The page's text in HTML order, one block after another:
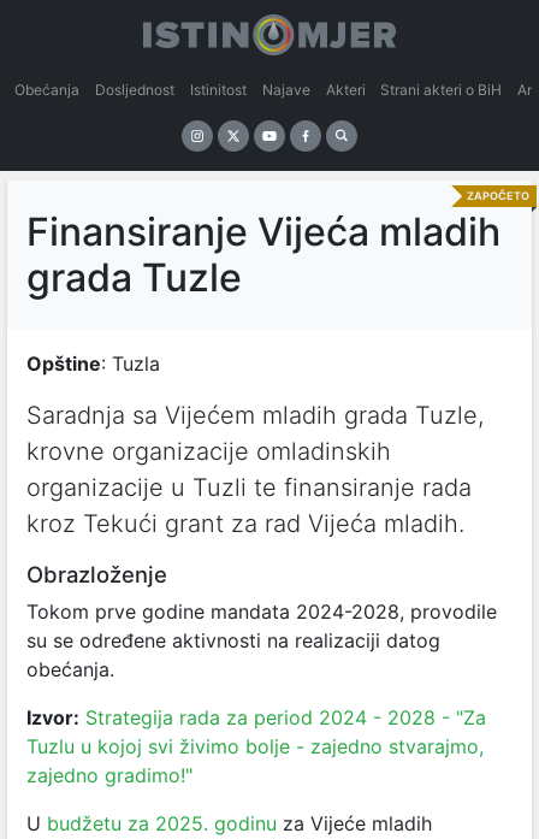
Obećanja Dosljednost Istinitost Najave Akteri Strani akteri o BiH
ZAPOČETO
Finansiranje Vijeća mladih
grada Tuzle
Opštine: Tuzla
Saradnja sa Vijećem mladih grada Tuzle,
krovne organizacije omladinskih
organizacije u Tuzli te finansiranje rada
kroz Tekući grant za rad Vijeća mladih.
Obrazloženje
Tokom prve godine mandata 2024-2028, provodile
su se određene aktivnosti na realizaciji datog
obećanja.
Izvor: Strategija rada za period 2024 - 2028 - "Za
Tuzlu u kojoj svi živimo bolje - zajedno stvarajmo,
zajedno gradimo!"
U budžetu za 2025. godinu za Vijeće mladih